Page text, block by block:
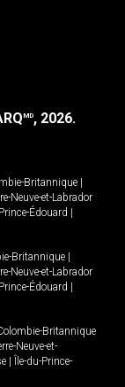
MD, 2026.
Britannique
Neuve-et-Labrador
Prince-Édouard
Britannique
Neuve-et-Labrador
Prince-Édouard
Britannique
Neuve-et-
Île-du-Prince-